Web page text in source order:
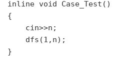
inline void Case_Test()
{
    cin>>n;
    dfs(1,n);